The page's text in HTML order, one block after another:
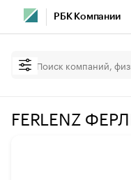
РБК Компании
FERLENZ